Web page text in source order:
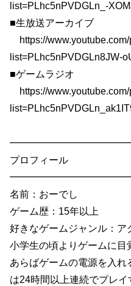
list=PLhc5nPVDGLn_-
■生放送アーカイブ
https://
list=PLhc5nPVDGLn8JW-
■ゲームラジオ
https://
プロフィール
名前：おーでし
ゲーム歴：15年以上
好きなゲームジャンル：ア
小学生の頃よりゲームに
あらばゲームの電源を入れ
は24時間以上連続でプレ